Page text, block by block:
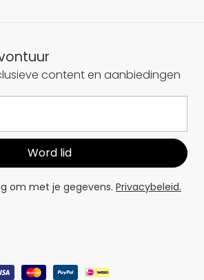
content en aanbiedingen
om met je gegevens. Privacybeleid.